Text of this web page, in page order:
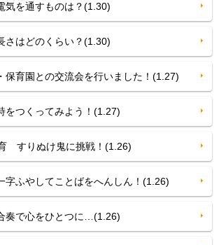
を通すものは？(1.30)
はどのくらい？(1.30)
育園との交流会を行いました！(1.27)
つくってみよう！(1.27)
すりぬけ鬼に挑戦！(1.26)
ふやしてことばをへんしん！(1.26)
で心をひとつに…(1.26)